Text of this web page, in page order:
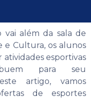
vai além da sala de
e Cultura, os alunos
esportivas
para seu
artigo, vamos
de esportes